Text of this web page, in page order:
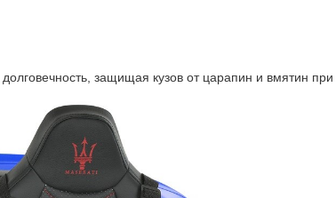
защищая кузов от царапин и вмятин при